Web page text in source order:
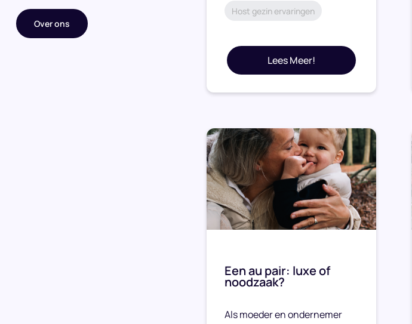
Over ons
Host gezin ervaringen
Lees Meer!
Een au pair: luxe of
noodzaak?
Als moeder en ondernemer